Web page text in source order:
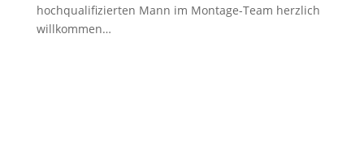
hochqualifizierten Mann im Montage-Team herzlich
willkommen…